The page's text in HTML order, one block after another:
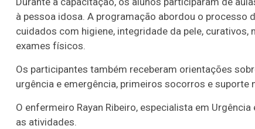
à pessoa idosa. A programação abordou o processo
cuidados com higiene, integridade da pele,
exames físicos.
Os participantes também receberam orientações
urgência e emergência, primeiros socorros e suporte
O enfermeiro Rayan Ribeiro, especialista em
as atividades.